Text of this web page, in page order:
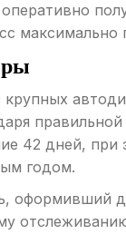
максимально
крупных
42 дней, при
годом.
оформивший